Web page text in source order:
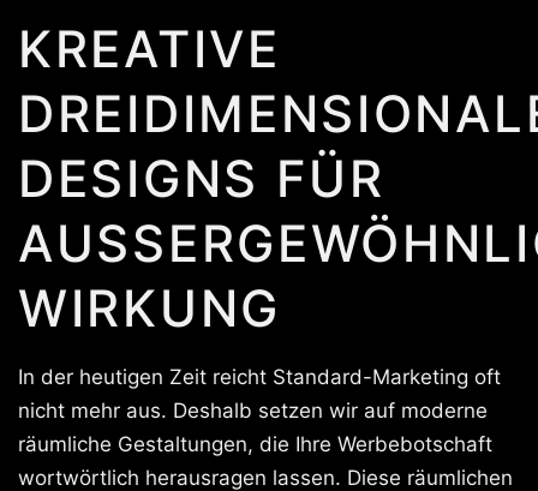
KREATIVE
DESIGNS FÜR
IRKUNG
In der heutigen Zeit reicht Standard-Marketing oft
nicht mehr aus. Deshalb setzen wir auf moderne
räumliche Gestaltungen, die Ihre Werbebotschaft
wortwörtlich herausragen lassen. Diese räumlichen